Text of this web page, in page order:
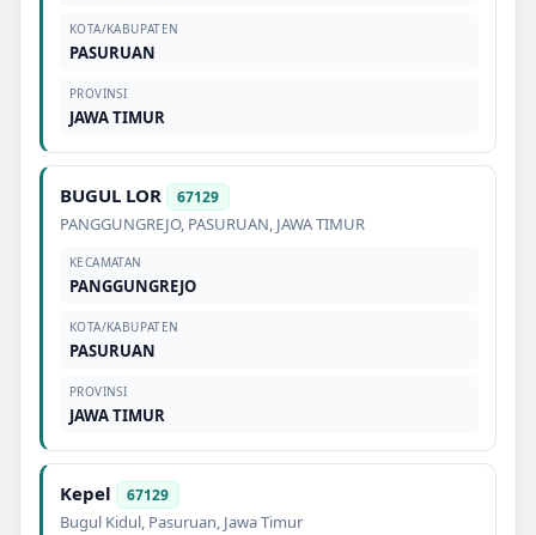
KOTA/KABUPATEN
PASURUAN
PROVINSI
JAWA TIMUR
BUGUL LOR 67129
PANGGUNGREJO, PASURUAN, JAWA TIMUR
KECAMATAN
PANGGUNGREJO
KOTA/KABUPATEN
PASURUAN
PROVINSI
JAWA TIMUR
Kepel 67129
Bugul Kidul, Pasuruan, Jawa Timur